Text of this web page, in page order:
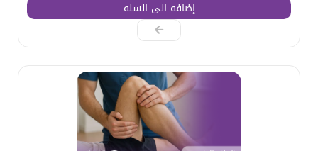
إضافه الى السله